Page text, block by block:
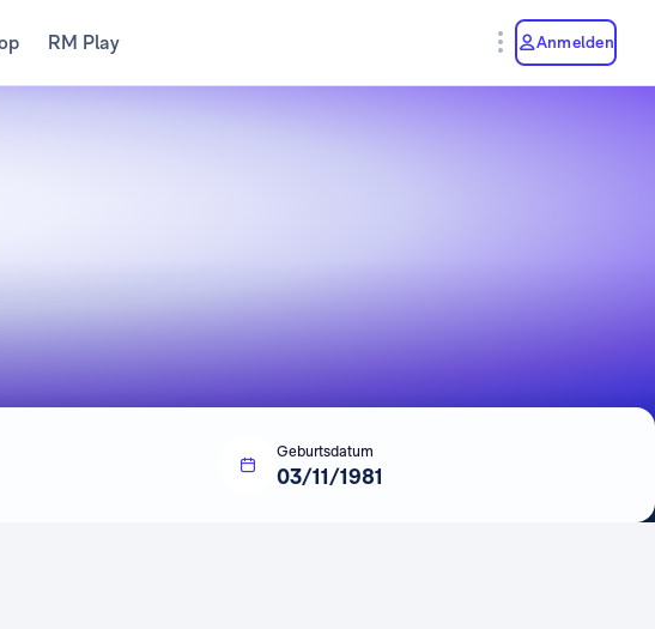
RM Play Anmelden
Geburtsdatum
03/11/1981